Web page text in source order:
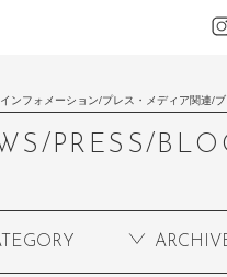
ンフォメーション/プレス・メディア関連/
PRESS/